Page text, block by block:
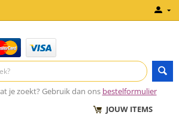
je zoekt? Gebruik dan ons bestelformulier
JOUW ITEMS